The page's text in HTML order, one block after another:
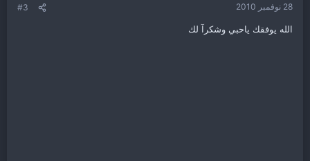
28 نوفمبر 2010 #3
الله يوفقك ياحبي وشكرآ لك